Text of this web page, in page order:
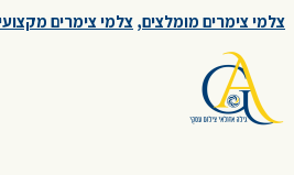
צלמי צימרים מומלצים, צלמי צימרים